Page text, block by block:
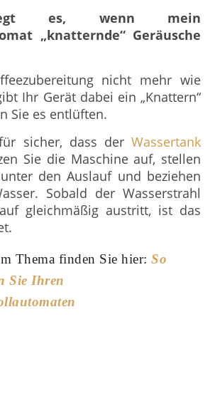
„knatternde“ Geräusche
nicht mehr wie
Ihr Gerät dabei ein „Knattern“
Sie es entlüften.
sicher, dass der Wassertank
Sie die Maschine auf, stellen
den Auslauf und beziehen
Sobald der Wasserstrahl
gleichmäßig austritt, ist das
Thema finden Sie hier: So
Sie Ihren